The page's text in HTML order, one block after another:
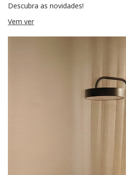
Descubra as novidades!
Vem ver